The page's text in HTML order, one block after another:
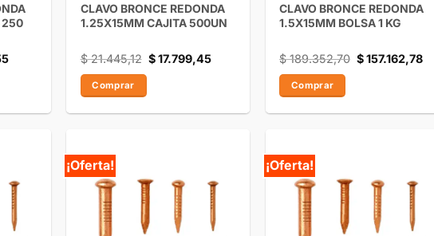
250
CLAVO BRONCE REDONDA
1.25X15MM CAJITA 500UN
$21.445,12 $17.799,45
Comprar
CLAVO BRONCE REDONDA
1.5X15MM BOLSA 1 KG
$189.352,70 $157.162,78
Comprar
¡Oferta! ¡Oferta!